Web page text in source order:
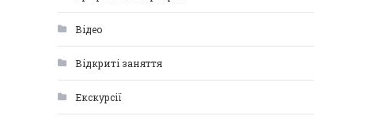
Відео
Відкриті заняття
Екскурсії